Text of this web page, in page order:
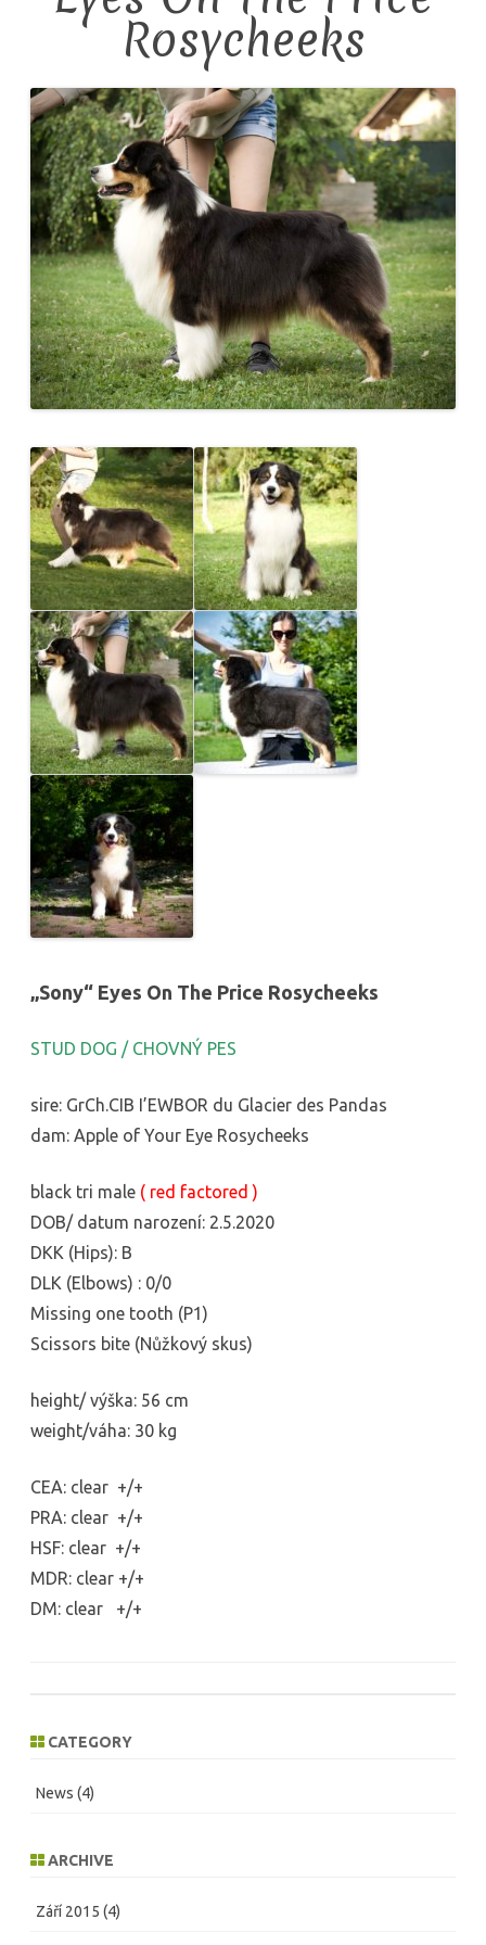
Rosycheeks
„Sony“ Eyes On The Price Rosycheeks
STUD DOG / CHOVNÝ PES
sire: GrCh.CIB I’EWBOR du Glacier des Pandas
dam: Apple of Your Eye Rosycheeks
black tri male ( red factored )
DOB/ datum narození: 2.5.2020
DKK (Hips): B
DLK (Elbows) : 0/0
Missing one tooth (P1)
Scissors bite (Nůžkový skus)
height/ výška: 56 cm
weight/váha: 30 kg
CEA: clear +/+
PRA: clear +/+
HSF: clear +/+
MDR: clear +/+
DM: clear +/+
CATEGORY
News (4)
ARCHIVE
Září 2015 (4)